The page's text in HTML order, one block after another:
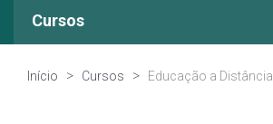
Cursos
Cursos Técnicos
Início Cursos Educação a Distância